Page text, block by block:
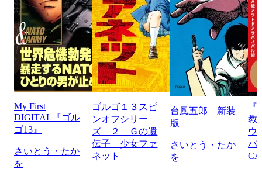
My First
DIGITAL『ゴル
ゴ13』
さいとう・たか
を
ゴルゴ１３スピ
ンオフシリー
ズ ２ Ｇの遺
伝子 少女ファ
ネット
台風五郎 新装
版
さいとう・たか
を
教
ウ
バ